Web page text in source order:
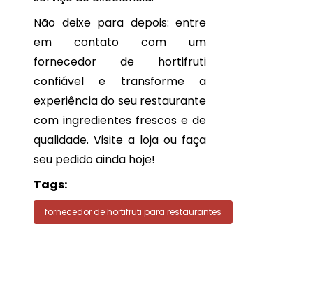
Não deixe para depois: entre
em contato com um
fornecedor de hortifruti
confiável e transforme a
experiência do seu restaurante
com ingredientes frescos e de
qualidade. Visite a loja ou faça
seu pedido ainda hoje!
Tags:
fornecedor de hortifruti para restaurantes